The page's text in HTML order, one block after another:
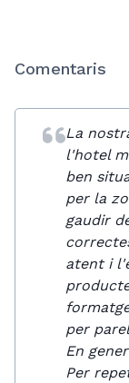
Comentaris
La
l'hotel
ben
per la
gaudir
atent i
per
En
Per